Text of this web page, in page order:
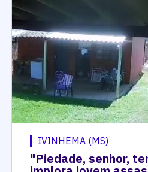
IVINHEMA (MS)
"Piedade, senhor,